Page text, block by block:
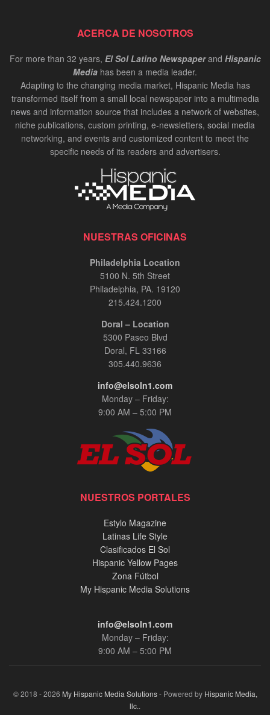
ACERCA DE NOSOTROS
For more than 32 years, El Sol Latino Newspaperand Hispanic
Media has been a media leader.
Adapting to the changing media market, Hispanic Media has
transformed itself from a small local newspaper into a multimedia
news and information source that includes a network of websites,
niche publications, custom printing, e-newsletters, social media
networking, and events and customized content to meet the
specific needs of its readers and advertisers.
NUESTRAS OFICINAS
Philadelphia Location
5100 N. 5th Street
Philadelphia, PA. 19120
215.424.1200
Doral – Location
5300 Paseo Blvd
Doral, FL 33166
305.440.9636
info@elsoln1.com
Monday – Friday:
9:00 AM – 5:00 PM
NUESTROS PORTALES
Estylo Magazine
Latinas Life Style
Clasificados El Sol
Hispanic Yellow Pages
Zona Fútbol
My Hispanic Media Solutions
info@elsoln1.com
Monday – Friday:
9:00 AM – 5:00 PM
© 2018 - 2026 My Hispanic Media Solutions- Powered by Hispanic Media,
llc..